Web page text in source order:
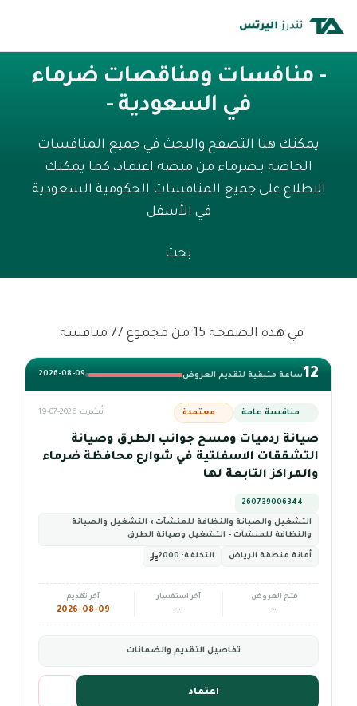
- منافسات ومناقصات ضرماء
في السعودية -
يمكنك هنا التصفح والبحث في جميع المنافسات
الخاصة بـضرماء من منصة اعتماد، كما يمكنك
الاطلاع على جميع المنافسات الحكومية السعودية
في الأسفل
بحث
في هذه الصفحة 15 من مجموع 77 منافسة
12ساعة متبقية لتقديم العروض 2026-08-09
منافسة عامة معتمدة نُشرت 2026-07-19
صيانة ردميات ومسح جوانب الطرق وصيانة
التشققات الاسفلتية في شوارع محافظة ضرماء
والمراكز التابعة لها
260739006344
التشغيل والصيانة والنظافة للمنشآت › التشغيل والصيانة
والنظافة للمنشآت - التشغيل وصيانة الطرق
أمانة منطقة الرياض التكلفة:
فتح العروض
-
آخر استفسار
-
آخر تقديم
2026-08-09
تفاصيل التقديم والضمانات
اعتماد